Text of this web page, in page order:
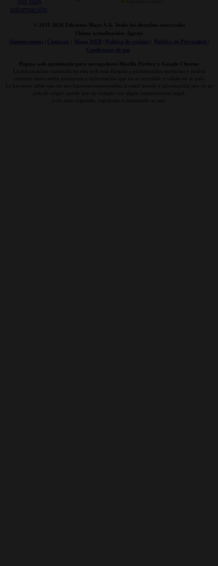
© 2011-2026 Ediciones Mayo S.A. Todos los derechos reservados
Última actualización: Agosto
Quienes somos| Contacto Mapa WEB| Politica de cookies|
Politica de Privacidad /
Condiciones de uso
Página web optimizada para navegadores Mozilla Firefox y Google Chrome
La información contenida en esta web está dirigida a profesionales sanitarios y podría
contener datos sobre productos o información que no es accesible o válida en su país.
Le hacemos saber que no nos hacemos responsables si usted accede a información que en su
país de origen puede que no cumpla con algún requerimiento legal,
o no estar regulada, registrada o autorizado su uso.